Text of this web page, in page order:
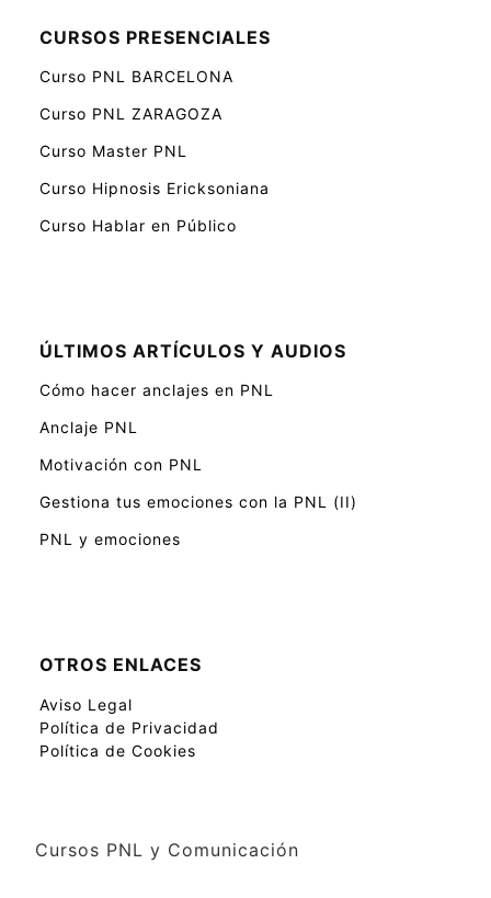
CURSOS PRESENCIALES
Curso PNL BARCELONA
Curso PNL ZARAGOZA
Curso Master PNL
Curso Hipnosis Ericksoniana
Curso Hablar en Público
ÚLTIMOS ARTÍCULOS Y AUDIOS
Cómo hacer anclajes en PNL
Anclaje PNL
Motivación con PNL
Gestiona tus emociones con la PNL (II)
PNL y emociones
OTROS ENLACES
Aviso Legal
Política de Privacidad
Política de Cookies
Cursos PNL y Comunicación